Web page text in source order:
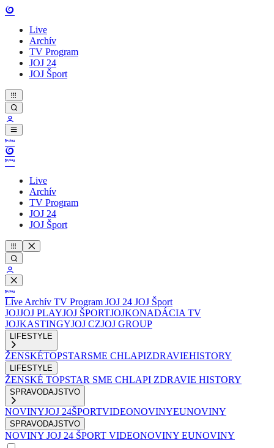
Live
Archív
TV Program
JOJ 24
JOJ Šport
Live
Archív
TV Program
JOJ 24
JOJ Šport
Live Archív TV Program JOJ 24 JOJ Šport
JOJJOJ PLAYJOJ ŠPORTJOJKONADÁCIA TV
JOJKASTINGYJOJ CZJOJ GROUP
LIFESTYLE
ŽENSKÉTOPSTARSME CHLAPIZDRAVIEHISTORY
LIFESTYLE
ŽENSKÉ TOPSTAR SME CHLAPI ZDRAVIE HISTORY
SPRAVODAJSTVO
NOVINYJOJ 24ŠPORTVIDEONOVINYEUNOVINY
SPRAVODAJSTVO
NOVINY JOJ 24 ŠPORT VIDEONOVINY EUNOVINY